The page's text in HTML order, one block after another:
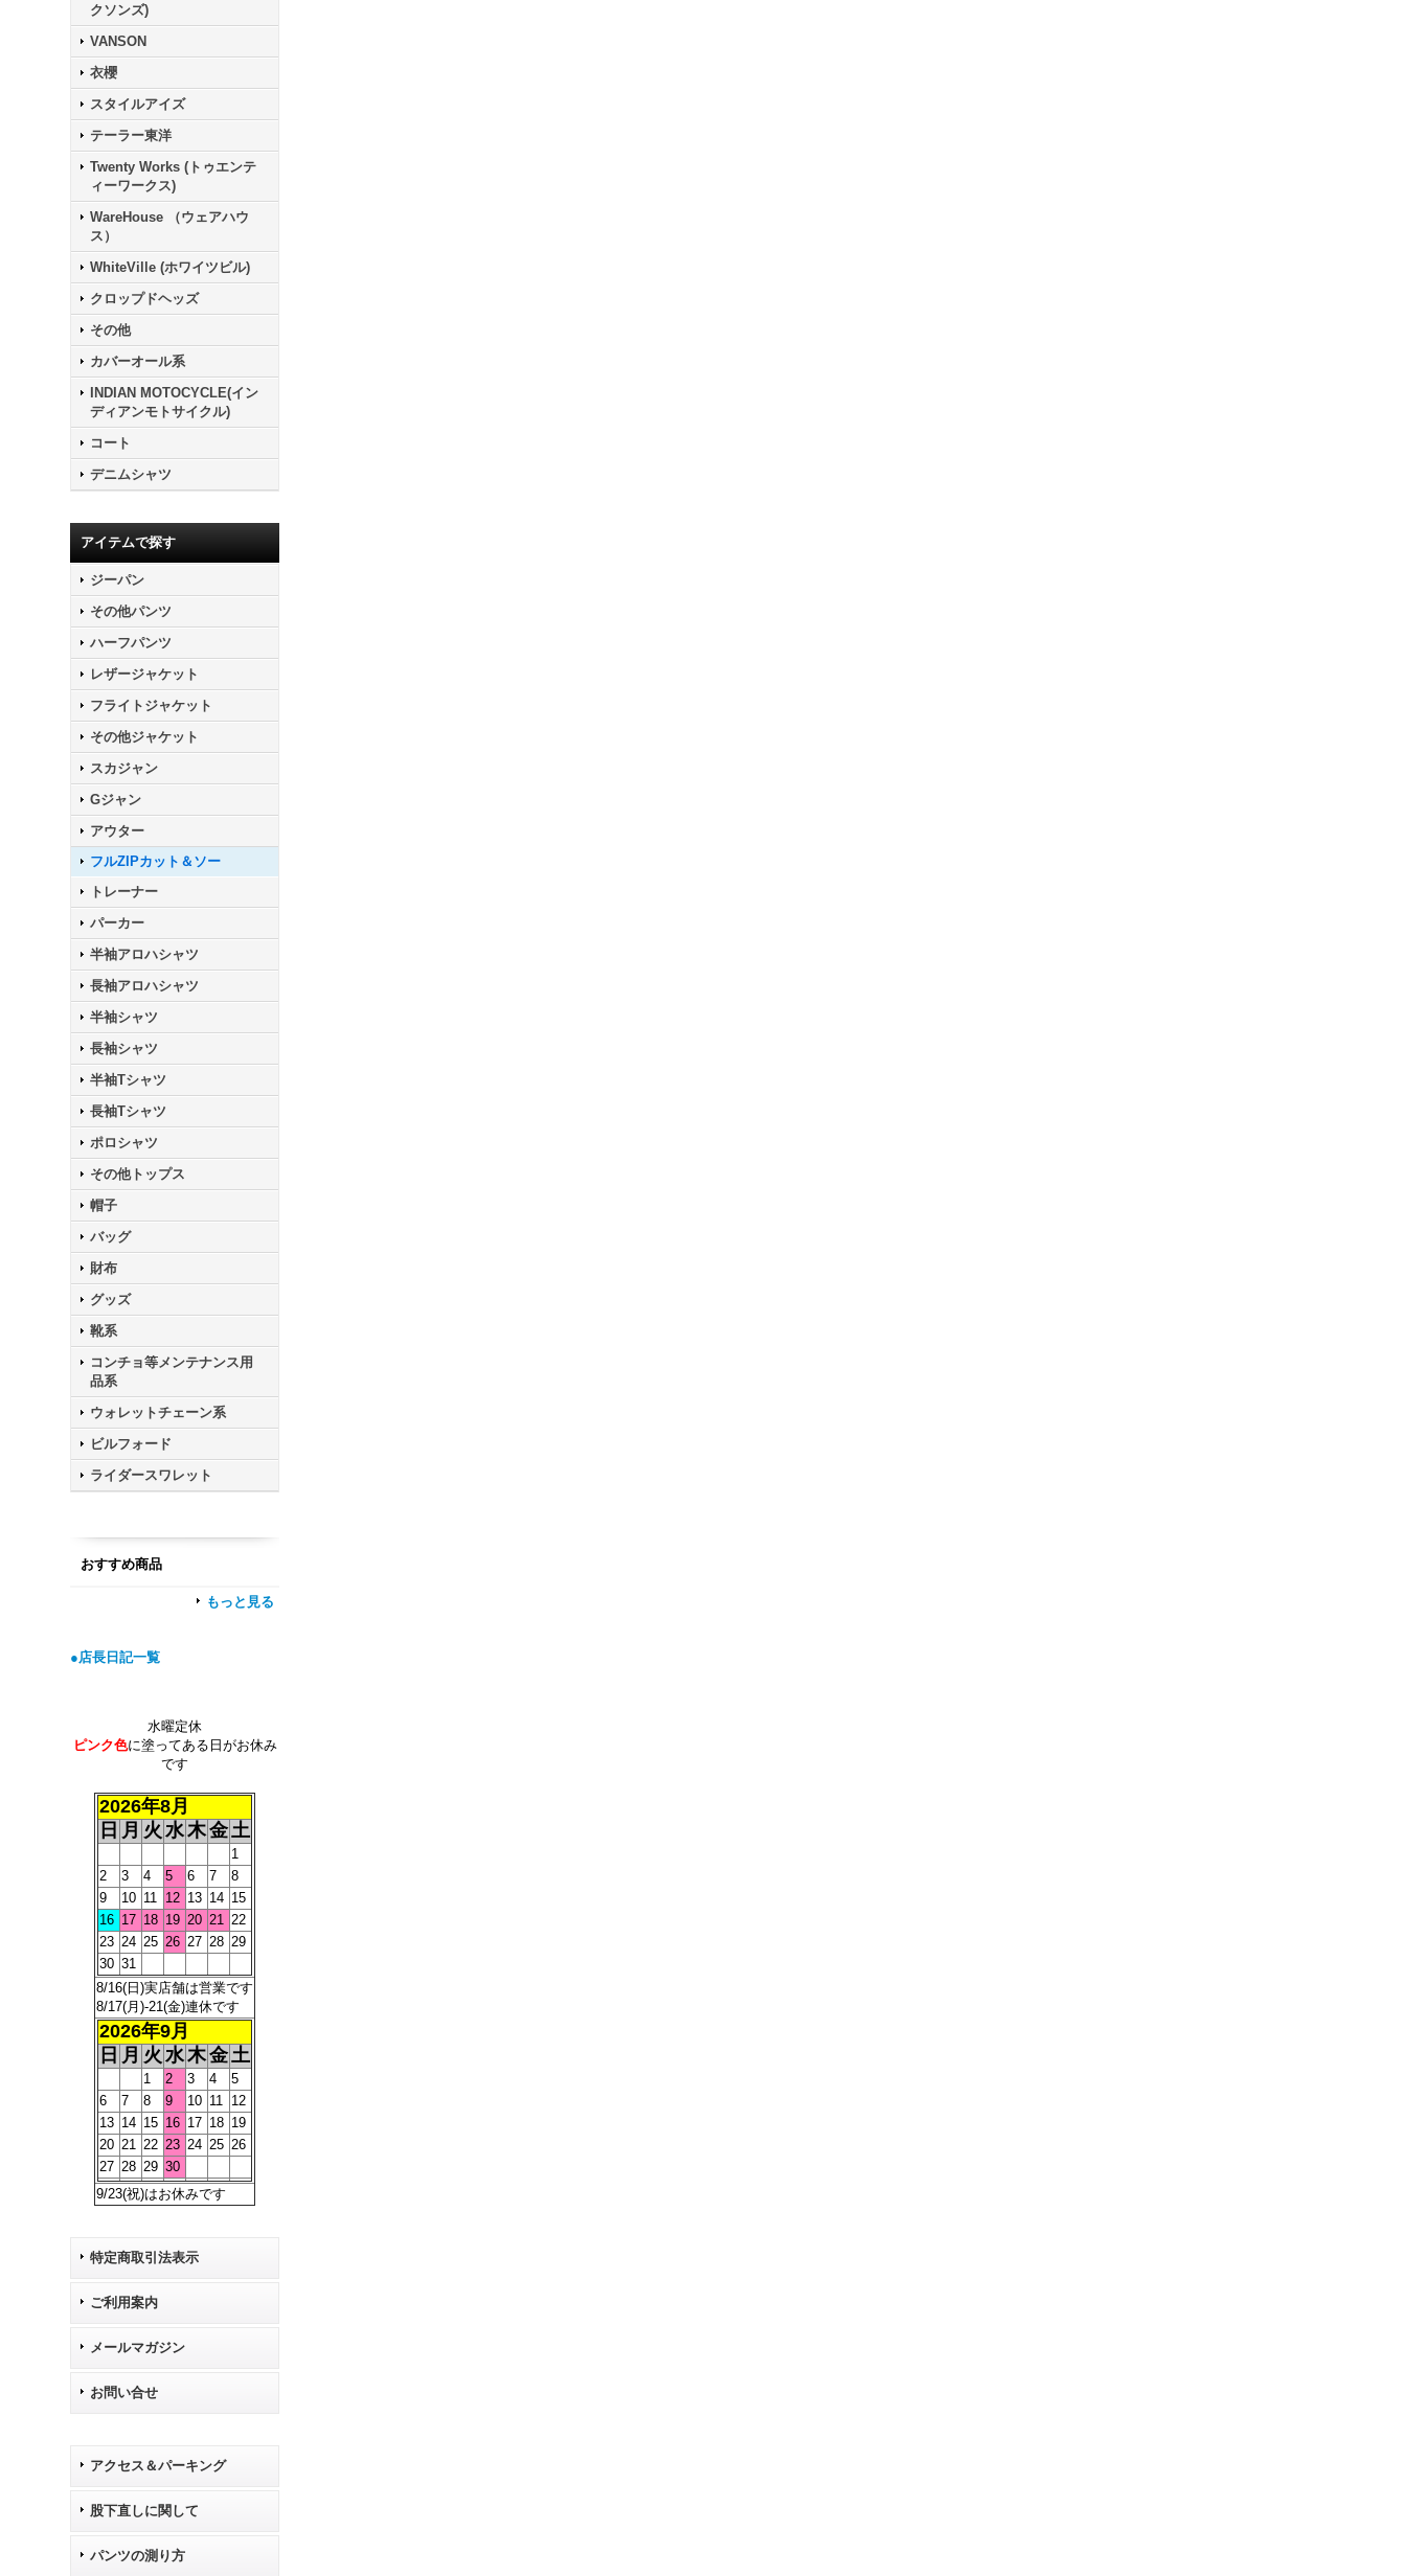
クソンズ)
VANSON
衣櫻
スタイルアイズ
テーラー東洋
Twenty Works (トゥエンテ
ィーワークス)
WareHouse （ウェアハウ
ス）
WhiteVille (ホワイツビル)
クロップドヘッズ
その他
カバーオール系
INDIAN MOTOCYCLE(イン
ディアンモトサイクル)
コート
デニムシャツ
アイテムで探す
ジーパン
その他パンツ
ハーフパンツ
レザージャケット
フライトジャケット
その他ジャケット
スカジャン
Gジャン
アウター
フルZIPカット＆ソー
トレーナー
パーカー
半袖アロハシャツ
長袖アロハシャツ
半袖シャツ
長袖シャツ
半袖Tシャツ
長袖Tシャツ
ポロシャツ
その他トップス
帽子
バッグ
財布
グッズ
靴系
コンチョ等メンテナンス用
品系
ウォレットチェーン系
ビルフォード
ライダースワレット
おすすめ商品
もっと見る
●店長日記一覧
水曜定休
ピンク色に塗ってある日がお休み
です
2026年8月
日 月 火 水木金土
1
2
3 4 5 6 7
8
9
10 11 12 13 14 15
16 17 18 19 20 21 22
23 24 25 26 27 28 29
30 31
8/16(日)実店舗は営業です
8/17(月)-21(金)連休です
2026年9月
日 月 火 水木金土
1 2 3 4
5
6
7 8 9 10 11 12
13 14 15 16 17 18 19
20 21 22 23 24 25 26
27 28 29 30
9/23(祝)はお休みです
特定商取引法表示
ご利用案内
メールマガジン
お問い合せ
アクセス＆パーキング
股下直しに関して
パンツの測り方